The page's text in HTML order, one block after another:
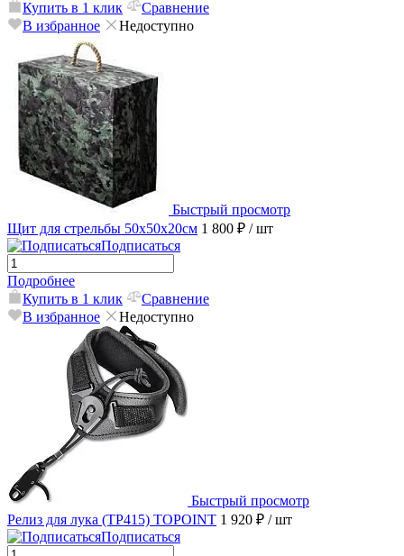
Купить в 1 клик
Сравнение
В избранное
Недоступно
Быстрый просмотр
Щит для стрельбы 50х50х20см 1 800 ₽ / шт
Подписаться
Подробнее
Купить в 1 клик
Сравнение
В избранное
Недоступно
Быстрый просмотр
Релиз для лука (TP415) TOPOINT 1 920 ₽ / шт
Подписаться